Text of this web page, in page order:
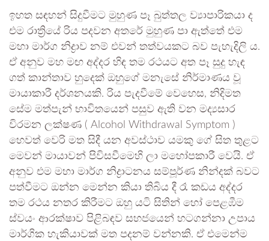
ඉහත සඳහන් සිදුවීමට මුහුණ පෑ බුත්තල ව්‍යාපාරිකයා ද
එම රාත්‍රියේ රිය පදවන අතරේ මුහුණ පා ඇත්තේ එම
මහා මාර්ග නිද්‍රාව නම් එවන් තත්වයකට බව පැහැදිලි ය.
ඒ අනුව මහ මඟ අද්දර හිඳ තම රථයට අත පෑ සුදු හැඳ
ගත් කාන්තාව හුදෙක් ඔහුගේ මනැසේ නිර්මාණය වූ
මායාකාරී දර්ශනයකි. රිය පැදවීමේ වෙහෙස, නිදිමත
සේම මත්පැන් භාවිතයෙන් පසුව ඇති වන මද්‍යසාර
විරමන ලක්ෂණ ( Alcohol Withdrawal Symptom )
හෙවත් වෙරි මත සිදී යන අවස්ථාව යමකු ගේ සිත තුළට
මෙවන් මායාවන් පිවිසවීමෙහි ලා මහෝපකාරී වෙයි. ඒ
අනුව එම මහා මාර්ග නිද්‍රාටනය සම්පූර්ණ නින්දක් බවට
පත්වීමට ඔන්න මෙන්න කියා තිබිය දී රෑ කඩය අද්දර
තම රථය නතර කිරීමට ඔහු යටි සිතින් හෝ පෙළඹීම
ස්වයං ආරක්ෂාව පිළිබඳව සහජයෙන් හටගන්නා උපාය
මාර්ගික හැකියාවක් මත පදනම් වන්නකි. ඒ එමෙන්ම